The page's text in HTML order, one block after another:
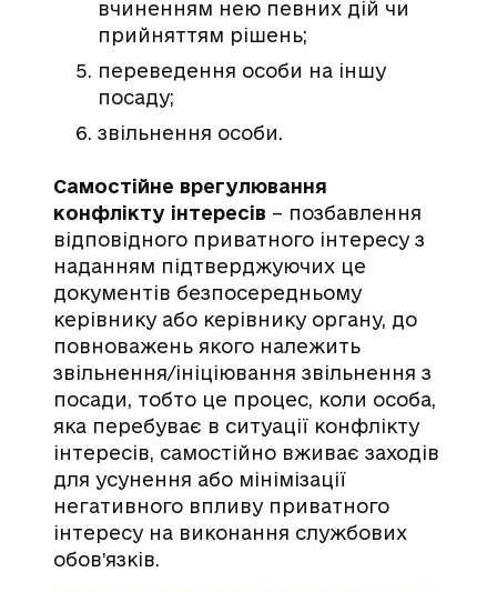
вчиненням нею певних дій чи
прийняттям рішень;
переведення особи на іншу
посаду;
звільнення особи.
Самостійне врегулювання
конфлікту інтересів – позбавлення
відповідного приватного інтересу з
наданням підтверджуючих це
документів безпосередньому
керівнику або керівнику органу, до
повноважень якого належить
звільнення/ініціювання звільнення з
посади, тобто це процес, коли особа,
яка перебуває в ситуації конфлікту
інтересів, самостійно вживає заходів
для усунення або мінімізації
негативного впливу приватного
інтересу на виконання службових
обов’язків.